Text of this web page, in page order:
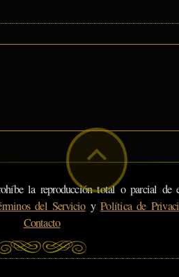
la reproducción total o parcial de
del ServicioyPolítica de
Contacto